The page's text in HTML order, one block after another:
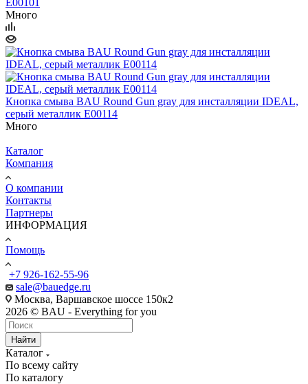
Много
Кнопка смыва BAU Round Gun gray для инсталляции IDEAL,
серый металлик E00114
Много
Каталог
Компания
О компании
Контакты
Партнеры
ИНФОРМАЦИЯ
Помощь
+7 926-162-55-96
sale@bauedge.ru
Москва, Варшавское шоссе 150к2
2026 © BAU - Everything for you
Найти
Каталог
По всему сайту
По каталогу